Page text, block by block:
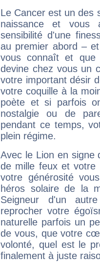
Le Cancer est un des
naissance et vous
sensibilité d'une
au premier abord –
vous connaît et
devine chez vous un
votre important désir
votre coquille à la
poète et si parfois
nostalgie ou de
pendant ce temps,
plein régime.
Avec le Lion en signe
de mille feux et votre
votre générosité
héros solaire de la
Seigneur d'un
reprocher votre
naturelle parfois un
de vous, que votre
volonté, quel est le
finalement à juste